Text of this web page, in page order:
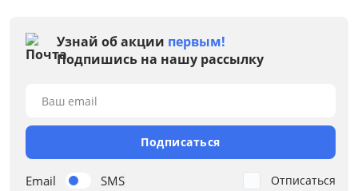
Размер
от
Глубина, см
Узнай об акции первым!
Подпишись на нашу рассылку
Email SMS
Ваш email
Подписаться
Отписаться